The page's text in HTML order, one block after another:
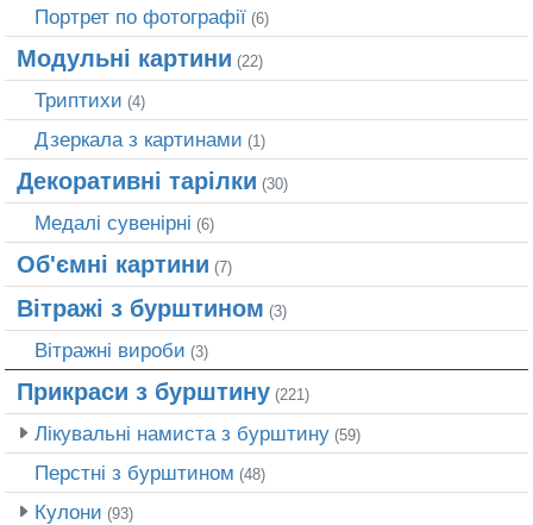
Портрет по фотографії (6)
Модульні картини (22)
Триптихи (4)
Дзеркала з картинами (1)
Декоративні тарілки (30)
Медалі сувенірні (6)
Об'ємні картини (7)
Вітражі з бурштином (3)
Вітражні вироби (3)
Прикраси з бурштину (221)
Лікувальні намиста з бурштину (59)
Перстні з бурштином (48)
Кулони (93)